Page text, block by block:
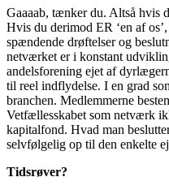
Gaaaab, tænker du. Altså hvis
Hvis du derimod ER ‘en af
spændende drøftelser og
netværket er i konstant
andelsforening ejet af
til reel indflydelse. I en grad
branchen. Medlemmerne
Vetfællesskabet som netværk
kapitalfond. Hvad man
selvfølgelig op til den enkelte
Tidsrøver?